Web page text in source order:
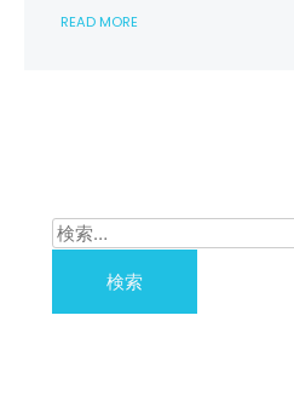
人
は
READ MORE
検